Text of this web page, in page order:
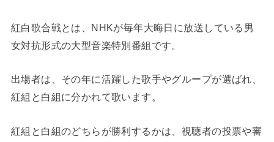
紅白歌合戦とは、NHKが毎年大晦日に放送している男
女対抗形式の大型音楽特別番組です。
出場者は、その年に活躍した歌手やグループが選ばれ、
紅組と白組に分かれて歌います。
紅組と白組のどちらが勝利するかは、視聴者の投票や審